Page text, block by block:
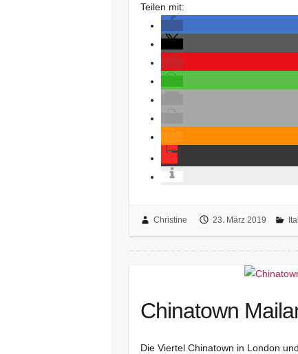
Teilen mit:
Christine 23. März 2019
Chinatown
Die Viertel Chinatown in London